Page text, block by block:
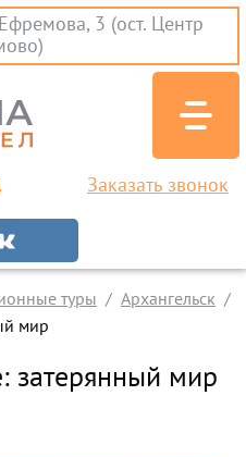
3 (ост. Центр
Заказать звонок
туры
Архангельск
мир
затерянный мир